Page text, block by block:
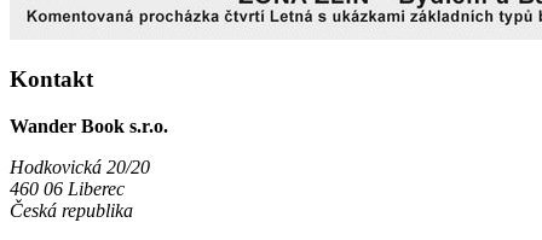
Kontakt
Wander Book s.r.o.
Hodkovická 20/20
460 06 Liberec
Česká republika